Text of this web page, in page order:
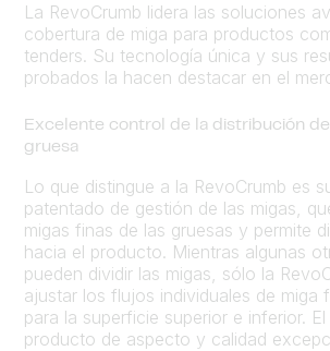
La RevoCrumb lidera las soluciones
cobertura de miga para productos
tenders. Su tecnología única y sus
probados la hacen destacar en el
Excelente control de la distribución
gruesa
Lo que distingue a la RevoCrumb es
patentado de gestión de las migas,
migas finas de las gruesas y permite
hacia el producto. Mientras algunas
pueden dividir las migas, sólo la
ajustar los flujos individuales de miga
para la superficie superior e inferior.
producto de aspecto y calidad